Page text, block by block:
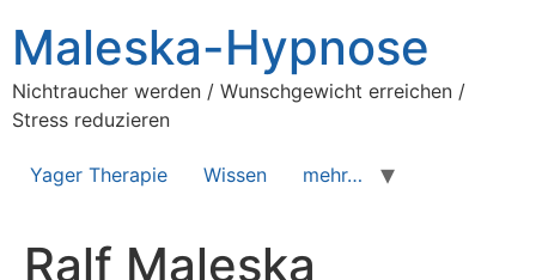
Maleska-Hypnose
Nichtraucher werden / Wunschgewicht erreichen /
Stress reduzieren
Yager Therapie Wissen mehr…
Ralf Maleska